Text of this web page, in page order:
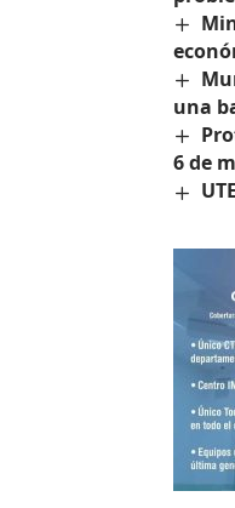
una
6 de